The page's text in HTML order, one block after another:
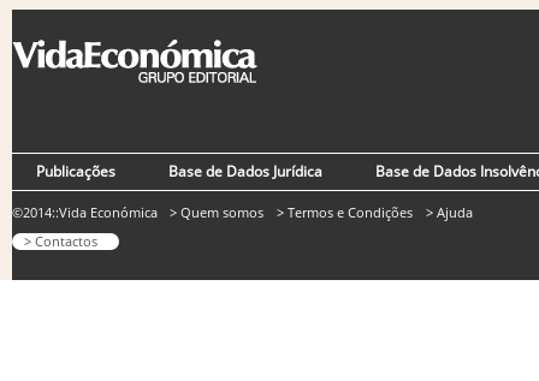
Publicações Base de Dados Jurídica Base de Dados
©2014::Vida Económica
> Contactos
> Quem somos > Termos e Condições > Ajuda